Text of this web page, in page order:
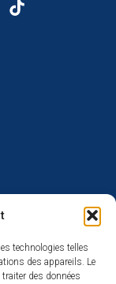
technologies telles
des appareils. Le
des données